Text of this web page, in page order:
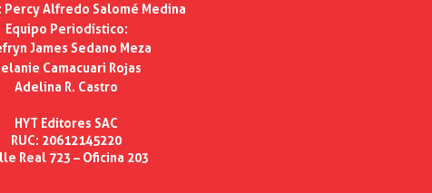
Percy Alfredo Salomé Medina
Equipo Periodístico:
James Sedano Meza
Camacuari Rojas
Adelina R. Castro
HYT Editores SAC
RUC: 20612145220
Real 723 – Oficina 203